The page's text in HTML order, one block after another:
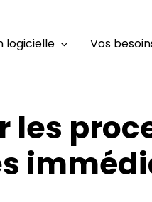
logicielle Vos